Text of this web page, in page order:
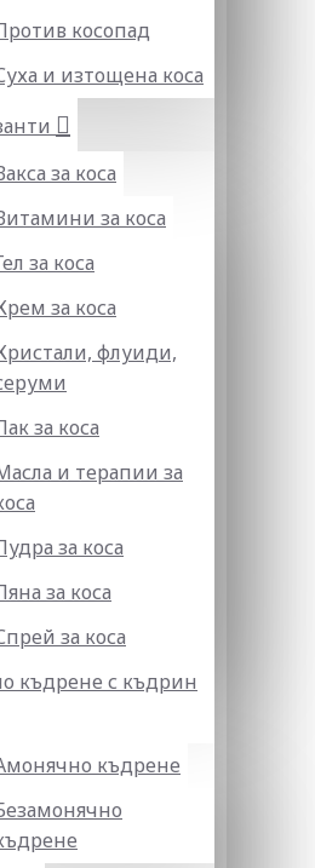
косопад
и изтощена коса
за коса
за коса
за коса
за коса
флуиди,
за коса
и терапии за
за коса
за коса
за коса
къдрене с къдрин
къдрене